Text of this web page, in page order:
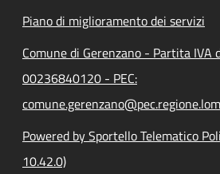
Piano di miglioramento dei servizi
Comune di Gerenzano - Partita IVA
00236840120 - PEC:
Powered by Sportello Telematico
10.42.0)